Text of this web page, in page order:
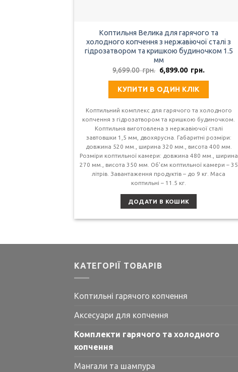
Коптильня Велика для гарячого та
холодного копчення з нержавіючої сталі з
гідрозатвором та кришкою будиночком 1.5
мм
9,699.00грн. Оригінальна
ціна:
грн..
6,899.00 грн.Поточна
КУПИТИ В ОДИН КЛІК
Коптильний комплекс для гарячого та холодного
копчення з гідрозатвором та кришкою будиночком.
Коптильня виготовлена з нержавіючої сталі
завтовшки 1,5 мм, двохярусна. Габаритні розміри:
довжина 520 мм., ширина 320 мм., висота 400 мм.
Розміри коптильної камери: довжина 480 мм., ширина
270 мм., висота 350 мм. Об'єм коптильної камери – 35
літрів. Завантаження продуктів – до 9 кг. Маса
коптильні – 11.5 кг.
ДОДАТИ В КОШИК
КАТЕГОРІЇ ТОВАРІВ
Коптильні гарячого копчення
Аксесуари для копчення
Комплекти гарячого та холодного
копчення
Мангали та шампура